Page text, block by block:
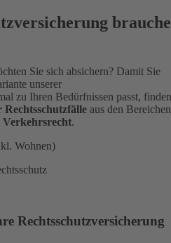
brauche
Sie sich absichern? Damit Sie
unserer
zu Ihren Bedürfnissen passt, finden
Rechtsschutzfälle aus den Bereichen
.
Wohnen)
Rechtsschutzversicherung